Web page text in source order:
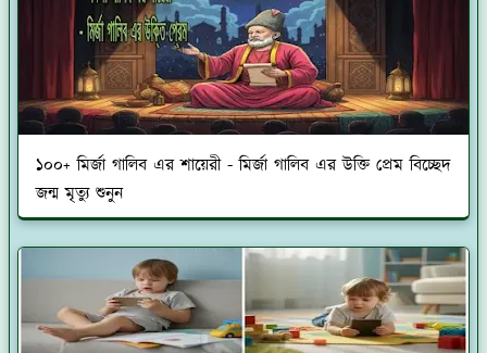
১০০+ মির্জা গালিব এর শায়েরী - মির্জা গালিব এর উক্তি প্রেম বিচ্ছেদ
জন্ম মৃত্যু শুনুন